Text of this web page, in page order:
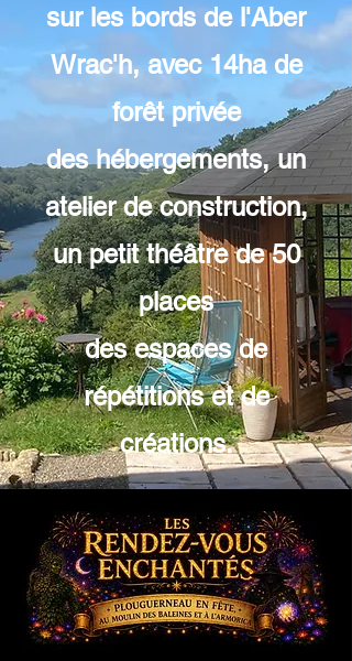
sur les bords de l'Aber
Wrac'h, avec 14ha de
forêt privée
des hébergements, un
atelier de construction,
un petit théâtre de 50
places
des espaces de
répétitions et de
créations.